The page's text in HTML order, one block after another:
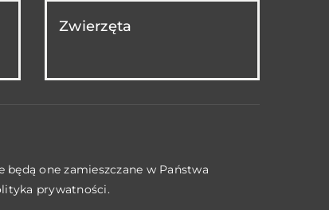
Zwierzęta
one zamieszczane w Państwa
prywatności.